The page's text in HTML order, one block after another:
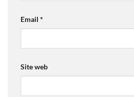
Email *
Site web